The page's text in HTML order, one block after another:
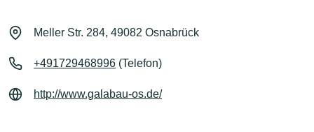
Meller Str. 284, 49082 Osnabrück
+491729468996 (Telefon)
http://www.galabau-os.de/